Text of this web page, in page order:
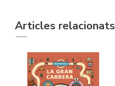
Articles relacionats